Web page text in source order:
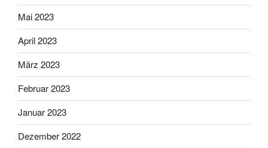
Mai 2023
April 2023
März 2023
Februar 2023
Januar 2023
Dezember 2022